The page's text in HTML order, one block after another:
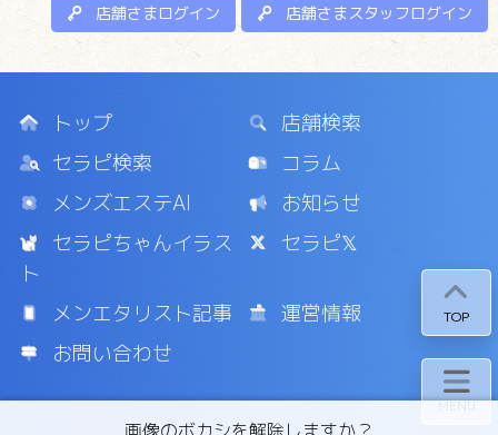
TOP
MENU
店舗さまログイン 店舗さまスタッフログイン
トップ
店舗検索
セラピ検索
コラム
メンズエステAI
お知らせ
セラピちゃんイラス
ト
セラピ𝕏
メンエタリスト記事
運営情報
お問い合わせ